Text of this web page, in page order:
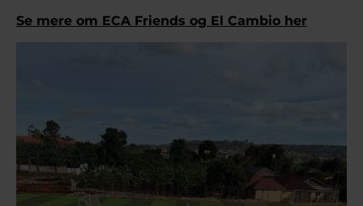
Se mere om ECA Friends og El Cambio her